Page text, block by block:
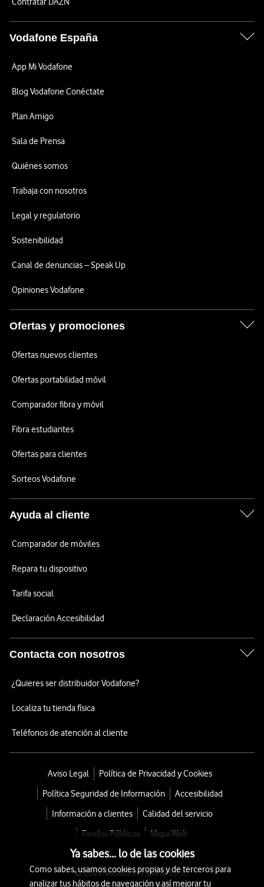
Vodafone España
App Mi Vodafone
Blog Vodafone Conéctate
Plan Amigo
Sala de Prensa
Quiénes somos
Trabaja con nosotros
Legal y regulatorio
Sostenibilidad
Canal de denuncias – Speak Up
Opiniones Vodafone
Ofertas y promociones
Ofertas nuevos clientes
Ofertas portabilidad móvil
Comparador fibra y móvil
Fibra estudiantes
Ofertas para clientes
Sorteos Vodafone
Ayuda al cliente
Comparador de móviles
Repara tu dispositivo
Tarifa social
Declaración Accesibilidad
Contacta con nosotros
¿Quieres ser distribuidor Vodafone?
Localiza tu tienda física
Teléfonos de atención al cliente
Aviso Legal
Política de Privacidad y Cookies
Política Seguridad de Información
Accesibilidad
Información a clientes
Calidad del servicio
Fondos Públicos
Mapa Web
© 2026 Vodafone España S.A.U.
Ya sabes... lo de las cookies
Como sabes, usamos cookies propias y de terceros para
analizar tus hábitos de navegación y así mejorar tu